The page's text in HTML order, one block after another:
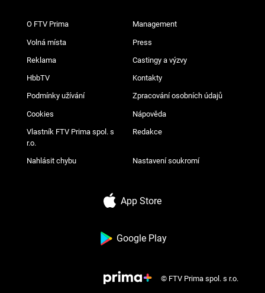
O FTV Prima Management
Volná místa Press
Reklama Castingy a výzvy
HbbTV Kontakty
Podmínky užívání Zpracování osobních údajů
Cookies Nápověda
Vlastník FTV Prima spol. s
r.o.
Redakce
Nahlásit chybu Nastavení soukromí
App Store
Google Play
© FTV Prima spol. s r.o.